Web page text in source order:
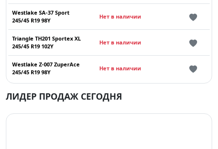
Westlake SA-37 Sport
245/45 R19 98Y
Нет в наличии
Triangle TH201 Sportex XL
245/45 R19 102Y
Нет в наличии
Westlake Z-007 ZuperAce
245/45 R19 98Y
Нет в наличии
ЛИДЕР ПРОДАЖ СЕГОДНЯ